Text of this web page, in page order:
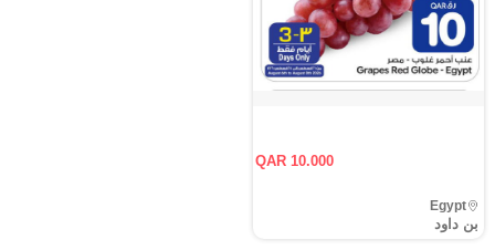
QAR 10.000
بن داود
Egypt